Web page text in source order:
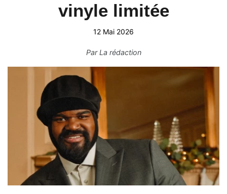
vinyle limitée
12 Mai 2026
ParLa rédaction